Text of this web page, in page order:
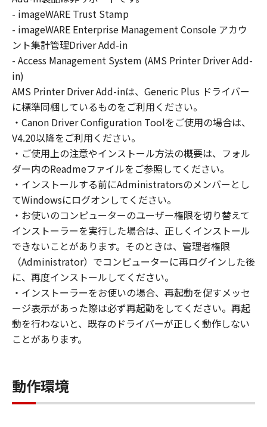
ェア」を使用させることができますが、かかる
コンピューターの使用者に本契約書上の義務お
よび条件を遵守させるとともに、その履行に関
し全責任を負うことを条件とします。
(2) お客様は、上記(1)に基づいて「本ソフトウ
「本ソフトウェア」を１部、複製することがで
きます。
(3) 上記(1)および(2)に定める場合を除き、キヤ
ノンまたはキヤノンのライセンサーのいかなる
知的財産権も、明示たると黙示たるとを問わ
ず、本契約書によってお客様に譲渡あるいは許
諾されるものではありません。
２．制限
(1) お客様は、再使用許諾、譲渡、販売、頒
布、リースもしくは貸与その他の方法により、
第三者に「本ソフトウェア」を使用させること
はできません。
(2) お客様は、「本ソフトウェア」の全部また
は一部を修正、改変、逆コンパイル、逆アセン
ブル、その他リバースエンジニアリング等する
ことはできません。また第三者にこのような行
為をさせてはなりません。
お客様は、「本ソフトウェア」に含まれるキヤ
ノンまたはキヤノンのライセンサーの著作権表
- imageWARE Trust Stamp
- imageWARE Enterprise Management Console アカウ
ント集計管理Driver Add-in
- Access Management System (AMS Printer Driver Add-
in)
AMS Printer Driver Add-inは、Generic Plus ドライバー
に標準同梱しているものをご利用ください。
・Canon Driver Configuration Toolをご使用の場合は、
V4.20以降をご利用ください。
・ご使用上の注意やインストール方法の概要は、フォル
ダー内のReadmeファイルをご参照してください。
・インストールする前にAdministratorsのメンバーとし
てWindowsにログオンしてください。
・お使いのコンピューターのユーザー権限を切り替えて
インストーラーを実行した場合は、正しくインストール
できないことがあります。そのときは、管理者権限
（Administrator）でコンピューターに再ログインした後
に、再度インストールしてください。
・インストーラーをお使いの場合、再起動を促すメッセ
ージ表示があった際は必ず再起動をしてください。再起
動を行わないと、既存のドライバーが正しく動作しない
ことがあります。
動作環境